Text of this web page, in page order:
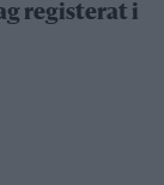
registerat i